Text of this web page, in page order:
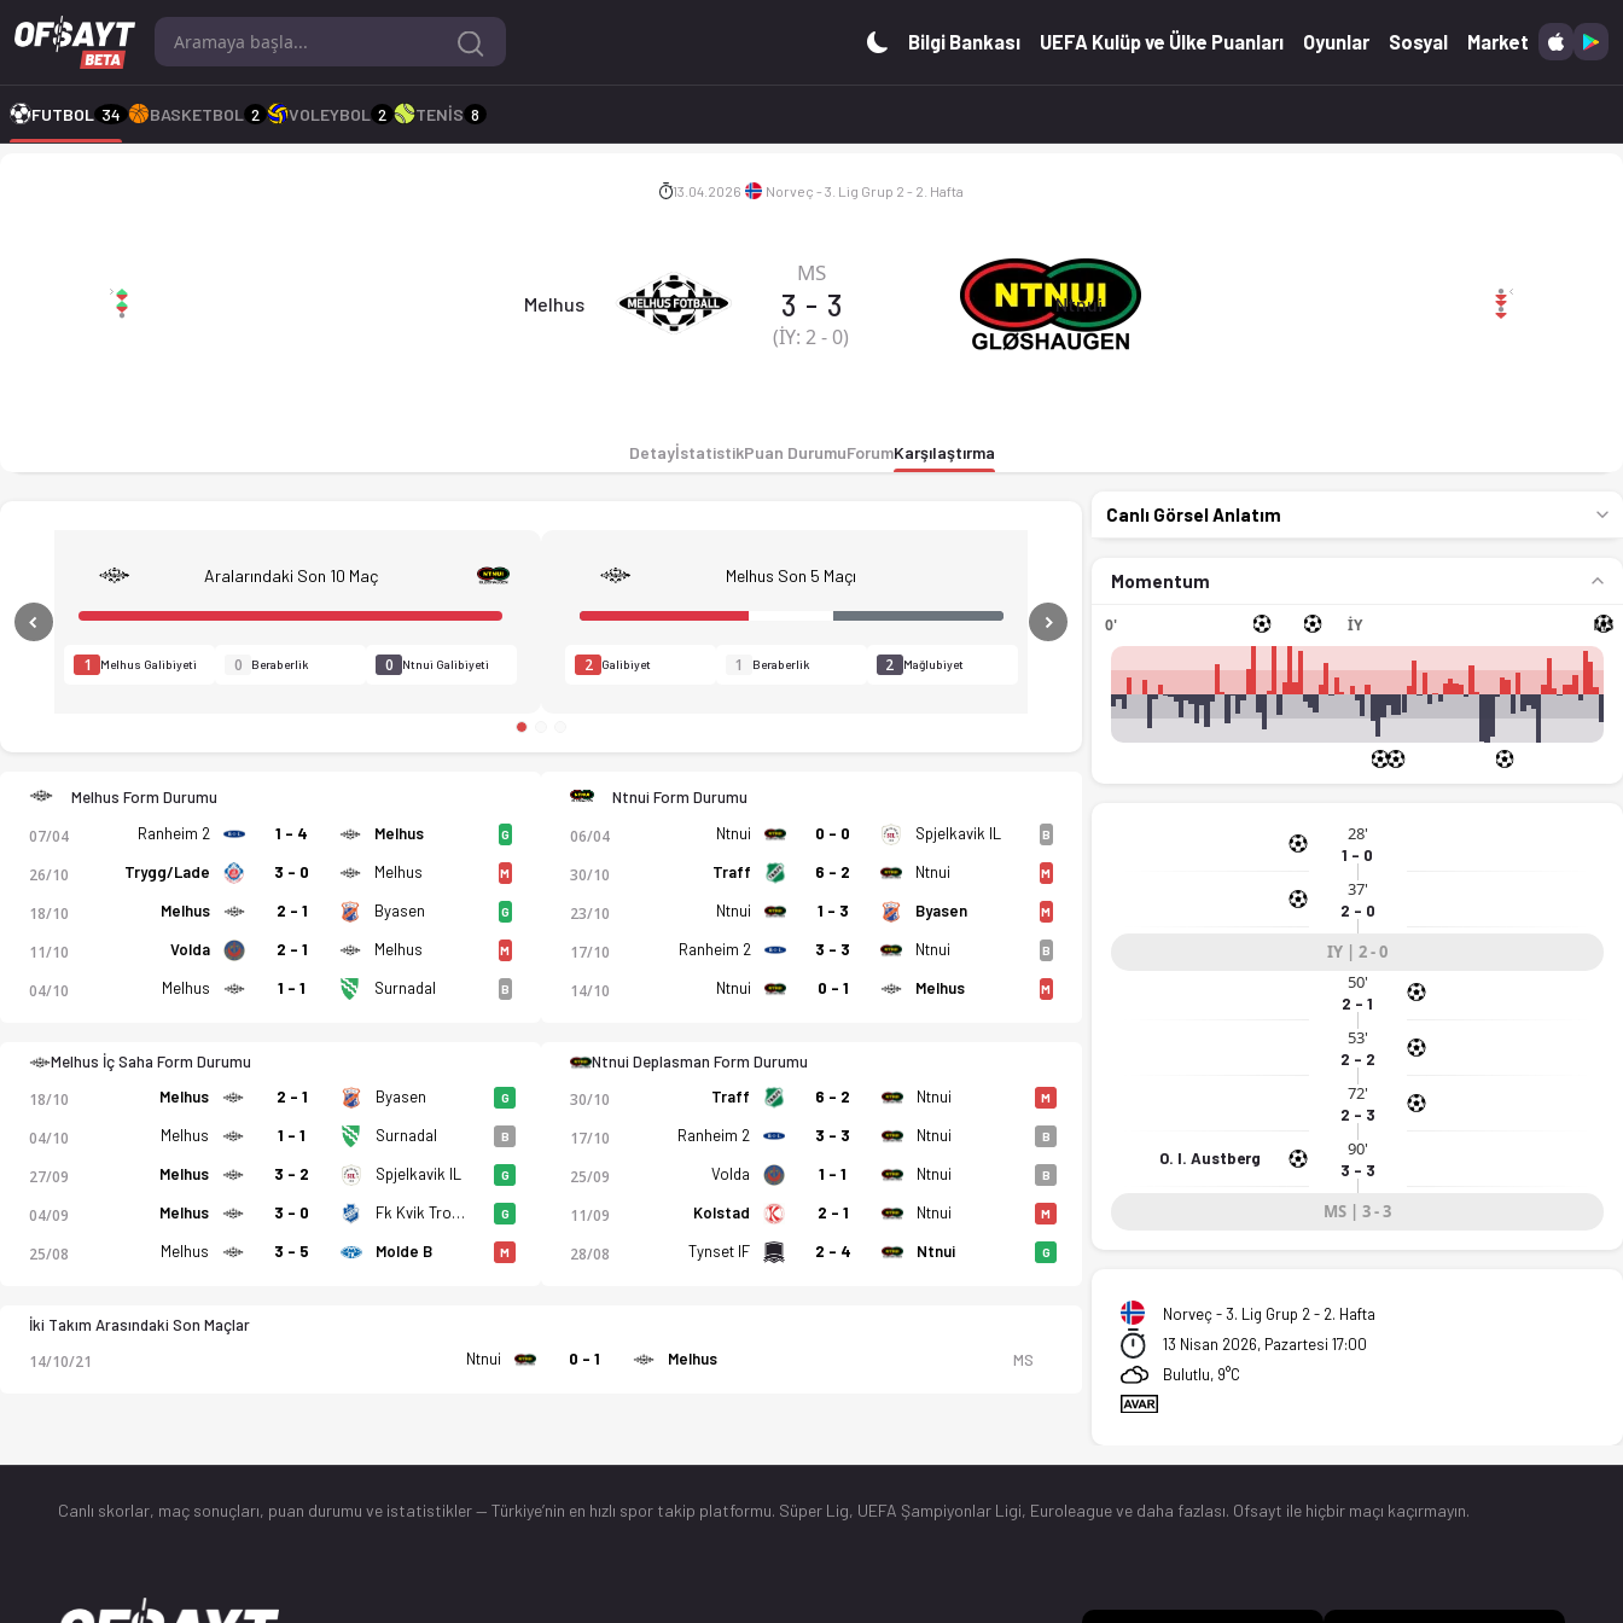
Melhus - Ntnui 3-3 bitti. Gol anları, kadro, istatistikler, puan durumu ve iddaa oranları Ofsayt'ta. (13.04.2026)
Bilgi Bankası UEFA Kulüp ve Ülke Puanları Oyunlar Sosyal Market
FUTBOL 34 BASKETBOL 2 VOLEYBOL 2 TENİS 8
Melhus 3-3 Ntnui
13.04.2026 Norveç - 3. Lig Grup 2 - 2. Hafta
Melhus
MS
3 - 3
(İY:2 - 0)
Ntnui
DetayİstatistikPuan DurumuForumKarşılaştırma
Aralarındaki Son 10 Maç
1 Melhus Galibiyeti 0 Beraberlik 0 Ntnui Galibiyeti
Melhus Son 5 Maçı
2 Galibiyet 1 Beraberlik 2 Mağlubiyet
Previous Next
Melhus Form Durumu
07/04 Ranheim 2 1 - 4 Melhus G
26/10 Trygg/Lade 3 - 0 Melhus M
18/10 Melhus 2 - 1 Byasen G
11/10 Volda 2 - 1 Melhus M
04/10 Melhus 1 - 1 Surnadal B
Ntnui Form Durumu
06/04 Ntnui 0 - 0 Spjelkavik IL B
30/10 Traff 6 - 2 Ntnui M
23/10 Ntnui 1 - 3 Byasen M
17/10 Ranheim 2 3 - 3 Ntnui B
14/10 Ntnui 0 - 1 Melhus M
Melhus İç Saha Form Durumu
18/10 Melhus 2 - 1 Byasen G
04/10 Melhus 1 - 1 Surnadal B
27/09 Melhus 3 - 2 Spjelkavik IL G
04/09 Melhus 3 - 0 Fk Kvik Trondheim G
25/08 Melhus 3 - 5 Molde B M
Ntnui Deplasman Form Durumu
30/10 Traff 6 - 2 Ntnui M
17/10 Ranheim 2 3 - 3 Ntnui B
25/09 Volda 1 - 1 Ntnui B
11/09 Kolstad 2 - 1 Ntnui M
28/08 Tynset IF 2 - 4 Ntnui G
İki Takım Arasındaki Son Maçlar
14/10/21 Ntnui 0 - 1 Melhus MS
Canlı Görsel Anlatım
Momentum
0' İY MS
28'
1 - 0
37'
2 - 0
IY | 2 - 0
50'
2 - 1
53'
2 - 2
72'
2 - 3
O. I. Austberg 90'
3 - 3
MS | 3 - 3
Norveç - 3. Lig Grup 2 - 2. Hafta
13 Nisan 2026, Pazartesi 17:00
Bulutlu, 9°C
Canlı skorlar, maç sonuçları, puan durumu ve istatistikler — Türkiye’nin en hızlı spor takip platformu. Süper Lig, UEFA Şampiyonlar Ligi, Euroleague ve daha fazlası. Ofsayt ile hiçbir maçı kaçırmayın.